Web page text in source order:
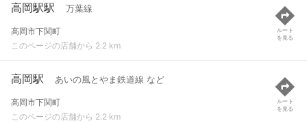
高岡駅駅 万葉線
高岡市下関町
このページの店舗から 2.2 km
ルート
を見る
高岡駅 あいの風とやま鉄道線 など
高岡市下関町
このページの店舗から 2.2 km
ルート
を見る